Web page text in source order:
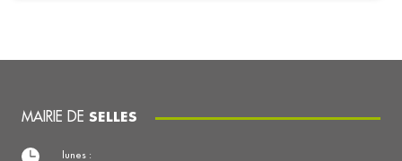
MAIRIE DE SELLES
lunes :